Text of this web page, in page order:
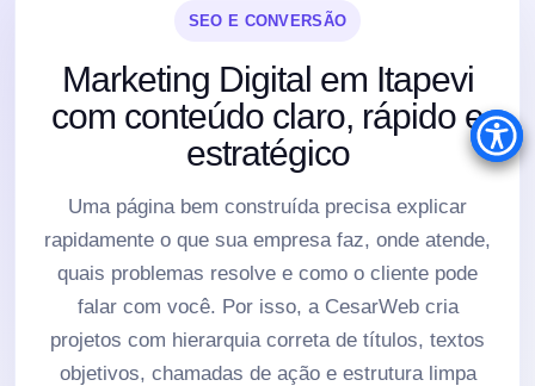
SEO E CONVERSÃO
Marketing Digital em Itapevi
com conteúdo claro, rápido e
estratégico
Uma página bem construída precisa explicar
rapidamente o que sua empresa faz, onde atende,
quais problemas resolve e como o cliente pode
falar com você. Por isso, a CesarWeb cria
projetos com hierarquia correta de títulos, textos
objetivos, chamadas de ação e estrutura limpa